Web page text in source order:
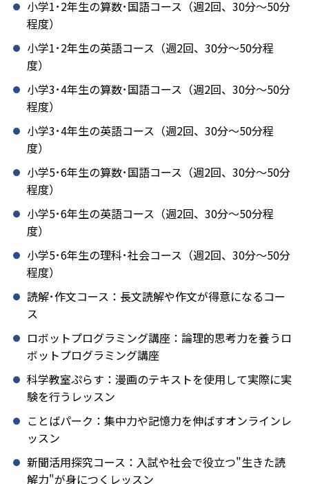
小学1･2年生の算数･国語コース（週2回、30分～50分
程度）
小学1･2年生の英語コース（週2回、30分～50分程
度）
小学3･4年生の算数･国語コース（週2回、30分～50分
程度）
小学3･4年生の英語コース（週2回、30分～50分程
度）
小学5･6年生の算数･国語コース（週2回、30分～50分
程度）
小学5･6年生の英語コース（週2回、30分～50分程
度）
小学5･6年生の理科･社会コース（週2回、30分～50分
程度）
読解･作文コース：長文読解や作文が得意になるコー
ス
ロボットプログラミング講座：論理的思考力を養うロ
ボットプログラミング講座
科学教室ぷらす：漫画のテキストを使用して実際に実
験を行うレッスン
ことばパーク：集中力や記憶力を伸ばすオンラインレ
ッスン
新聞活用探究コース：入試や社会で役立つ"生きた読
解力"が身につくレッスン